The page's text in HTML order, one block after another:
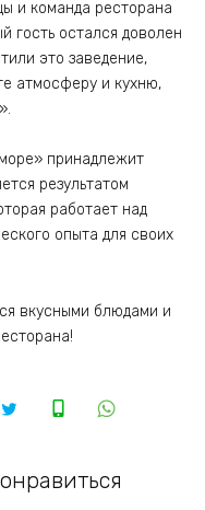
и команда ресторана
гость остался доволен
это заведение,
атмосферу и кухню,
принадлежит
результатом
работает над
опыта для своих
вкусными блюдами и